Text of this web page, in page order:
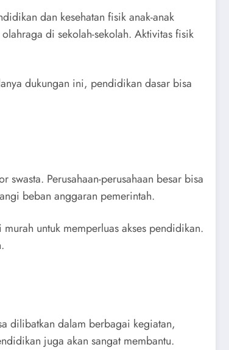
dan kesehatan fisik anak-anak
di sekolah-sekolah. Aktivitas fisik
dukungan ini, pendidikan dasar bisa
swasta. Perusahaan-perusahaan besar bisa
beban anggaran pemerintah.
untuk memperluas akses pendidikan.
dilibatkan dalam berbagai kegiatan,
juga akan sangat membantu.